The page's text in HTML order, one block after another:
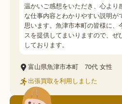
温かいご感想をいただき、心より
な仕事内容とわかりやすい説明が
思います。魚津市本町の皆様に、
スを提供してまいりますので、ぜ
しております。
富山県魚津市本町 70代 女性
出張買取を利用しました